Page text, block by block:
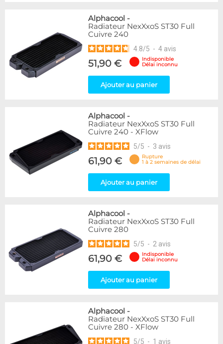
Alphacool -
Radiateur NexXxoS ST30 Full
Cuivre 240
4.8/5 - 4 avis
51,90 €
Indisponible
Délai inconnu
Ajouter au panier
Alphacool -
Radiateur NexXxoS ST30 Full
Cuivre 240 - XFlow
5/5 - 3 avis
61,90 €
Rupture
1 à 2 semaines de délai
Ajouter au panier
Alphacool -
Radiateur NexXxoS ST30 Full
Cuivre 280
5/5 - 2 avis
61,90 €
Indisponible
Délai inconnu
Ajouter au panier
Alphacool -
Radiateur NexXxoS ST30 Full
Cuivre 280 - XFlow
5/5 - 1 avis